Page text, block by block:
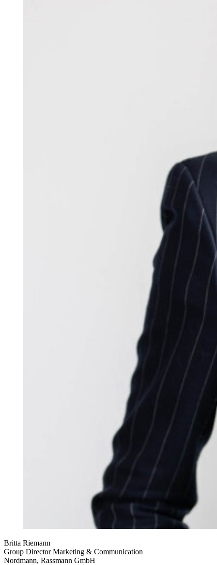
Britta Riemann
Group Director Marketing & Communication
Nordmann, Rassmann GmbH